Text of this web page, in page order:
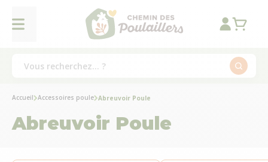
Accueil Accessoires poule Abreuvoir Poule
Abreuvoir Poule